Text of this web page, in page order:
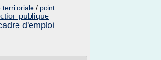
territoriale / point
publique
d'emploi